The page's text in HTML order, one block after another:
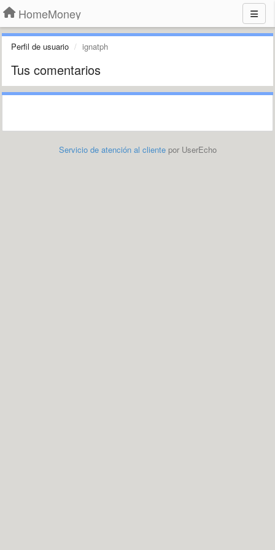
HomeMoney
Perfil de usuario ignatph
Tus comentarios
Servicio de atención al cliente por UserEcho